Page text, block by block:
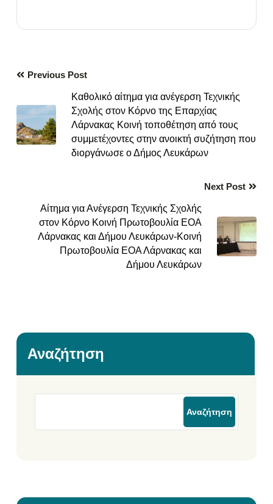
Previous Post
Καθολικό αίτημα για ανέγερση Τεχνικής
Σχολής στον Κόρνο της Επαρχίας
Λάρνακας Κοινή τοποθέτηση από τους
συμμετέχοντες στην ανοικτή συζήτηση που
διοργάνωσε ο Δήμος Λευκάρων
Next Post
Αίτημα για Ανέγερση Τεχνικής Σχολής
στον Κόρνο Κοινή Πρωτοβουλία ΕΟΑ
Λάρνακας και Δήμου Λευκάρων-Κοινή
Πρωτοβουλία ΕΟΑ Λάρνακας και
Δήμου Λευκάρων
Αναζήτηση
Αναζήτηση